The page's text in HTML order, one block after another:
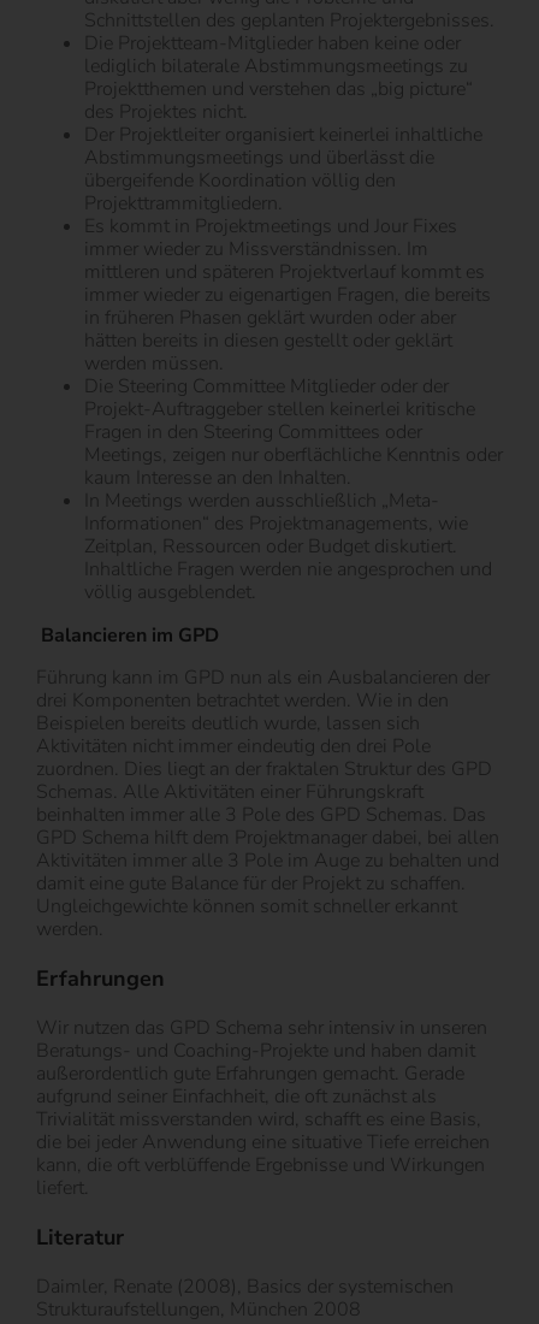
Schnittstellen des geplanten Projektergebnisses.
Die Projektteam-Mitglieder haben keine oder
lediglich bilaterale Abstimmungsmeetings zu
Projektthemen und verstehen das „big picture“
des Projektes nicht.
Der Projektleiter organisiert keinerlei inhaltliche
Abstimmungsmeetings und überlässt die
übergeifende Koordination völlig den
Projekttrammitgliedern.
Es kommt in Projektmeetings und Jour Fixes
immer wieder zu Missverständnissen. Im
mittleren und späteren Projektverlauf kommt es
immer wieder zu eigenartigen Fragen, die bereits
in früheren Phasen geklärt wurden oder aber
hätten bereits in diesen gestellt oder geklärt
werden müssen.
Die Steering Committee Mitglieder oder der
Projekt-Auftraggeber stellen keinerlei kritische
Fragen in den Steering Committees oder
Meetings, zeigen nur oberflächliche Kenntnis oder
kaum Interesse an den Inhalten.
In Meetings werden ausschließlich „Meta-
Informationen“ des Projektmanagements, wie
Zeitplan, Ressourcen oder Budget diskutiert.
Inhaltliche Fragen werden nie angesprochen und
völlig ausgeblendet.
Balancieren im GPD
Führung kann im GPD nun als ein Ausbalancieren der
drei Komponenten betrachtet werden. Wie in den
Beispielen bereits deutlich wurde, lassen sich
Aktivitäten nicht immer eindeutig den drei Pole
zuordnen. Dies liegt an der fraktalen Struktur des GPD
Schemas. Alle Aktivitäten einer Führungskraft
beinhalten immer alle 3 Pole des GPD Schemas. Das
GPD Schema hilft dem Projektmanager dabei, bei allen
Aktivitäten immer alle 3 Pole im Auge zu behalten und
damit eine gute Balance für der Projekt zu schaffen.
Ungleichgewichte können somit schneller erkannt
werden.
Erfahrungen
Wir nutzen das GPD Schema sehr intensiv in unseren
Beratungs- und Coaching-Projekte und haben damit
außerordentlich gute Erfahrungen gemacht. Gerade
aufgrund seiner Einfachheit, die oft zunächst als
Trivialität missverstanden wird, schafft es eine Basis,
die bei jeder Anwendung eine situative Tiefe erreichen
kann, die oft verblüffende Ergebnisse und Wirkungen
liefert.
Literatur
Daimler, Renate (2008), Basics der systemischen
Strukturaufstellungen, München 2008